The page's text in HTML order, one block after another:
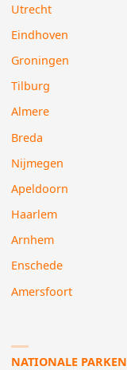
Utrecht
Eindhoven
Groningen
Tilburg
Almere
Breda
Nijmegen
Apeldoorn
Haarlem
Arnhem
Enschede
Amersfoort
NATIONALE PARKEN